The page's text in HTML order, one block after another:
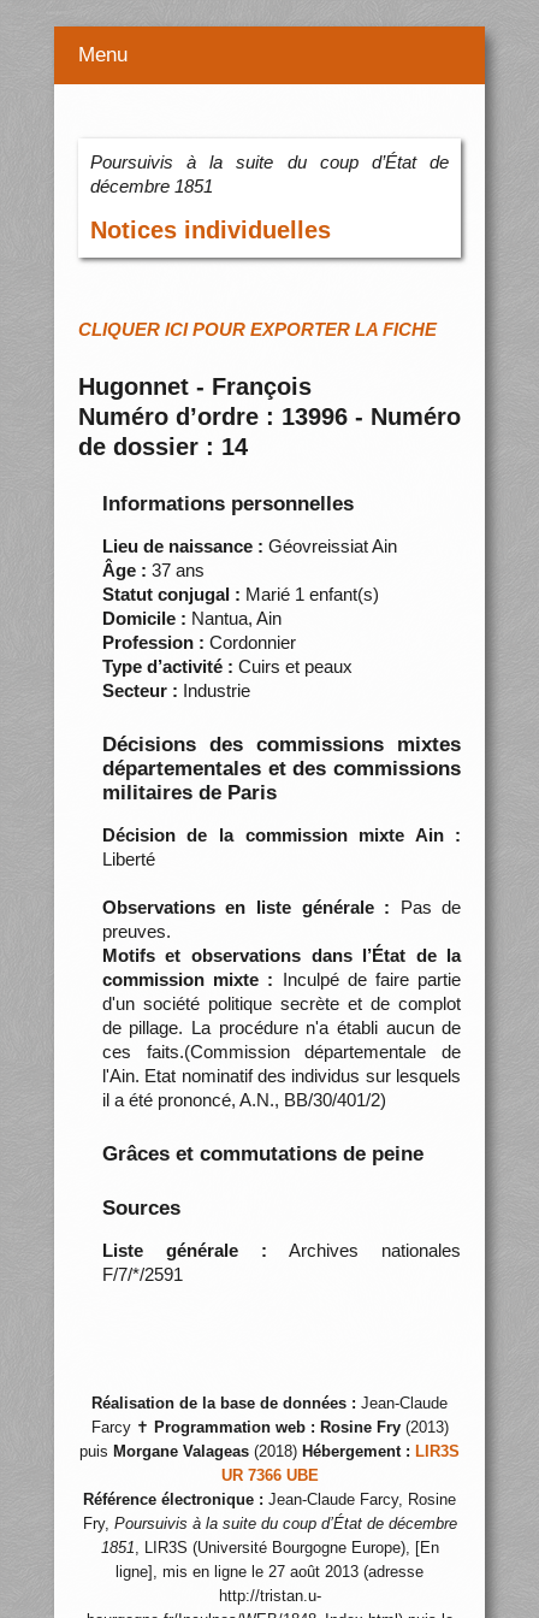
Menu
Poursuivis à la suite du coup d’État de
décembre 1851
Notices individuelles
CLIQUER ICI POUR EXPORTER LA FICHE
Hugonnet - François
Numéro d’ordre : 13996 - Numéro
de dossier : 14
Informations personnelles
Lieu de naissance : Géovreissiat Ain
Âge : 37 ans
Statut conjugal : Marié 1 enfant(s)
Domicile : Nantua, Ain
Profession : Cordonnier
Type d’activité : Cuirs et peaux
Secteur : Industrie
Décisions des commissions mixtes
départementales et des commissions
militaires de Paris
Décision de la commission mixte Ain :
Liberté
Observations en liste générale : Pas de
preuves.
Motifs et observations dans l’État de la
commission mixte : Inculpé de faire partie
d'un société politique secrète et de complot
de pillage. La procédure n'a établi aucun de
ces faits.(Commission départementale de
l'Ain. Etat nominatif des individus sur lesquels
il a été prononcé, A.N., BB/30/401/2)
Grâces et commutations de peine
Sources
Liste générale : Archives nationales
F/7/*/2591
Réalisation de la base de données : Jean-Claude
Farcy ✝ Programmation web : Rosine Fry(2013)
puis Morgane Valageas (2018) Hébergement : LIR3S
UR 7366 UBE
Référence électronique : Jean-Claude Farcy, Rosine
Fry, Poursuivis à la suite du coup d’État de décembre
1851, LIR3S (Université Bourgogne Europe), [En
ligne], mis en ligne le 27 août 2013 (adresse
http://tristan.u-